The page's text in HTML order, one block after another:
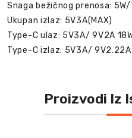
Snaga bežičnog prenosa: 5W/
Ukupan izlaz: 5V3A(MAX)
Type-C ulaz: 5V3A/ 9V2A
Type-C izlaz: 5V3A/ 9V2.22A
Proizvodi Iz